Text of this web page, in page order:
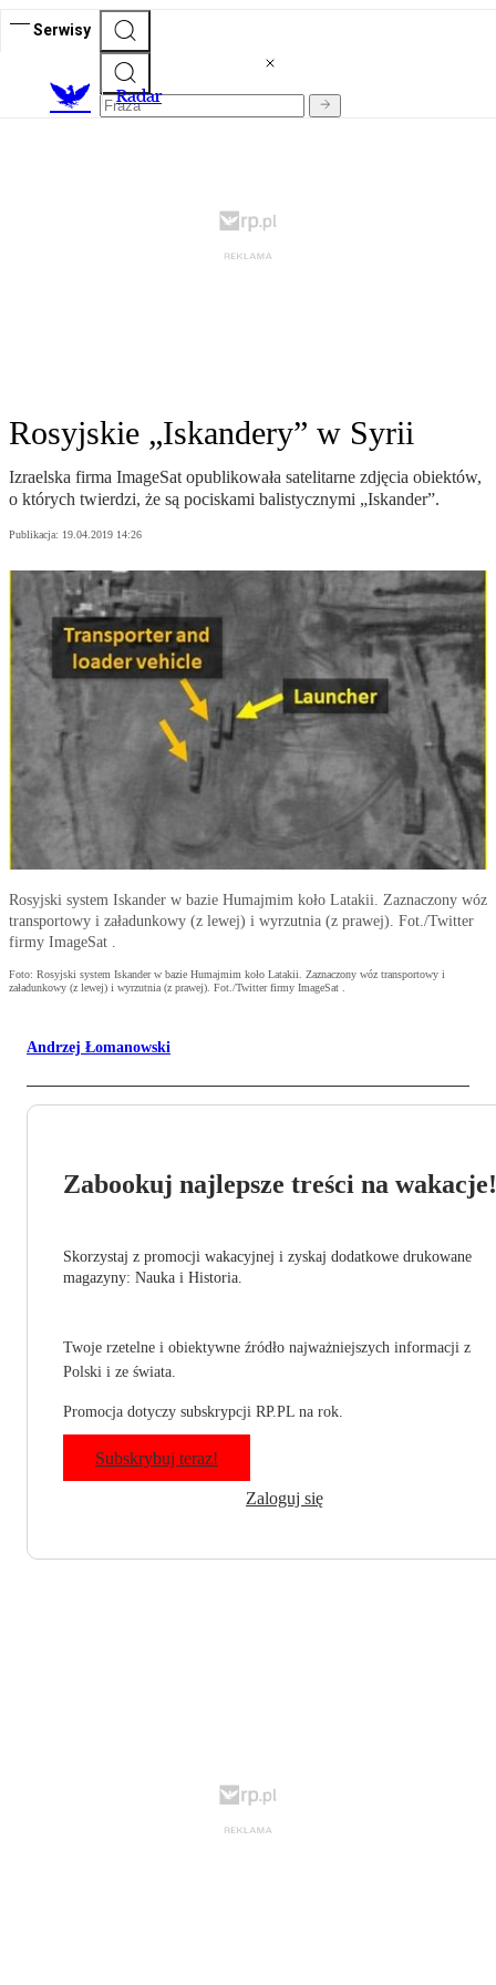
Serwisy
Radar
Rosyjskie „Iskandery” w Syrii
Izraelska firma ImageSat opublikowała satelitarne zdjęcia obiektów,
o których twierdzi, że są pociskami balistycznymi „Iskander”.
Publikacja: 19.04.2019 14:26
Rosyjski system Iskander w bazie Humajmim koło Latakii. Zaznaczony wóz
transportowy i załadunkowy (z lewej) i wyrzutnia (z prawej). Fot./Twitter
firmy ImageSat .
Foto: Rosyjski system Iskander w bazie Humajmim koło Latakii. Zaznaczony wóz transportowy i
załadunkowy (z lewej) i wyrzutnia (z prawej). Fot./Twitter firmy ImageSat .
Andrzej Łomanowski
Zabookuj najlepsze treści na wakacje!
Skorzystaj z promocji wakacyjnej i zyskaj dodatkowe drukowane
magazyny: Nauka i Historia.
Twoje rzetelne i obiektywne źródło najważniejszych informacji z
Polski i ze świata.
Promocja dotyczy subskrypcji RP.PL na rok.
Subskrybuj teraz!
Zaloguj się